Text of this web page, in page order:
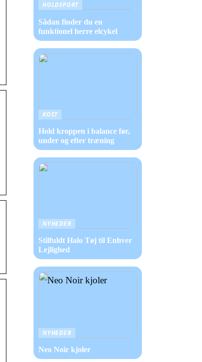
HOLDSPORT
Sådan finder du en
funktionel herre elcykel
KOST
Hold kroppen i balance før,
under og efter træning
NYHEDER
Stilfuldt Halo Tøj til Enhver
Lejlighed
NYHEDER
Neo Noir kjoler